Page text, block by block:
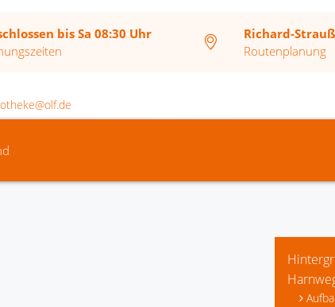
bis Sa 08:30 Uhr
Richard-
Routenplanung